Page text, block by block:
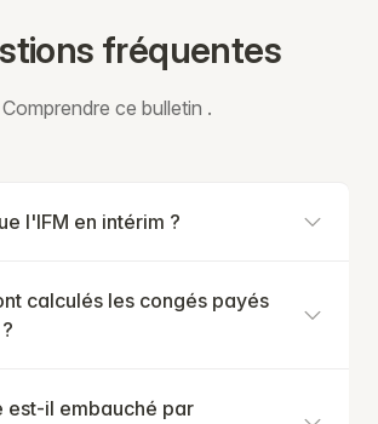
fréquentes
Comprendre ce bulletin .
l'IFM en intérim ?
calculés les congés payés
est-il embauché par